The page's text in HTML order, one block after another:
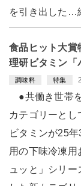
を引き出した…
食品ヒット大賞
理研ビタミン「
調味料 特集
●共働き世帯
カテゴリーと
ビタミンが25
用の下味冷凍用
ュッと」シリ